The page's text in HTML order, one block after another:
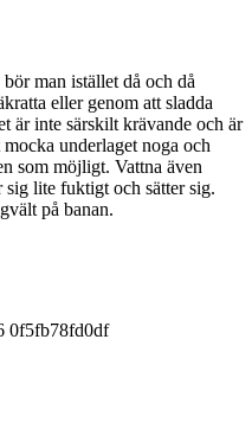
man istället då och då
eller genom att sladda
är inte särskilt krävande och är
underlaget noga och
som möjligt. Vattna även
sig lite fuktigt och sätter sig.
på banan.